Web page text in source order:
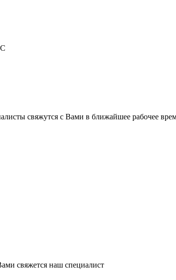
свяжутся с Вами в ближайшее рабочее
свяжется наш специалист